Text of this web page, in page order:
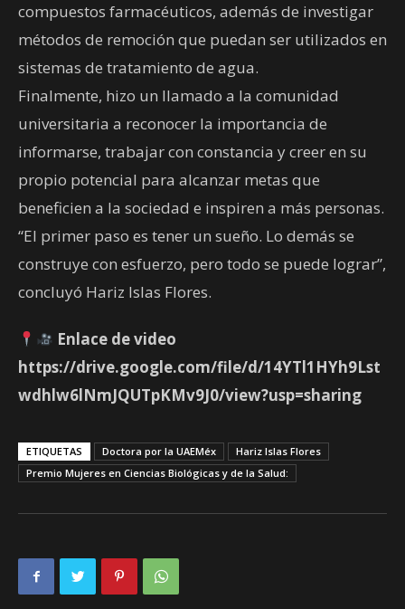
compuestos farmacéuticos, además de investigar
métodos de remoción que puedan ser utilizados en
sistemas de tratamiento de agua.
Finalmente, hizo un llamado a la comunidad
universitaria a reconocer la importancia de
informarse, trabajar con constancia y creer en su
propio potencial para alcanzar metas que
beneficien a la sociedad e inspiren a más personas.
“El primer paso es tener un sueño. Lo demás se
construye con esfuerzo, pero todo se puede lograr”,
concluyó Hariz Islas Flores.
Enlace de video
https://drive.google.com/file/d/14YTl1HYh9Lst
wdhlw6lNmJQUTpKMv9J0/view?usp=sharing
ETIQUETAS Doctora por la UAEMéx
Hariz Islas Flores
Premio Mujeres en Ciencias Biológicas y de la Salud: